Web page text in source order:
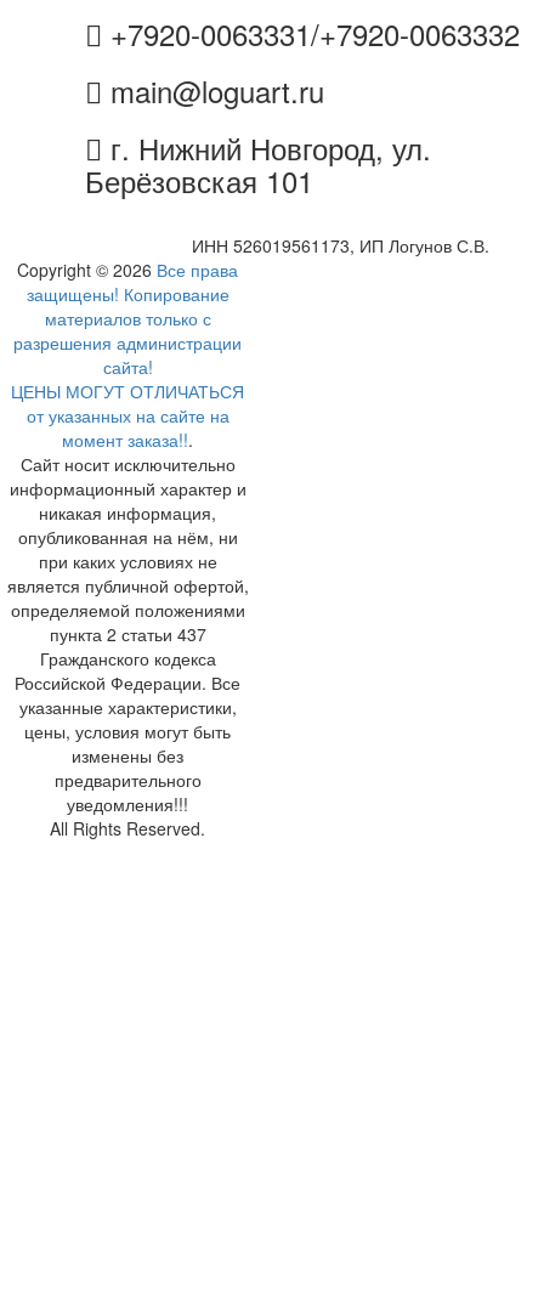
+7920-0063331/+7920-0063332
main@loguart.ru
г. Нижний Новгород, ул.
Берёзовская 101
ИНН 526019561173, ИП Логунов С.В.
Copyright © 2026 Все права
защищены! Копирование
материалов только с
разрешения администрации
сайта!
ЦЕНЫ МОГУТ ОТЛИЧАТЬСЯ
от указанных на сайте на
момент заказа!!.
Сайт носит исключительно
информационный характер и
никакая информация,
опубликованная на нём, ни
при каких условиях не
является публичной офертой,
определяемой положениями
пункта 2 статьи 437
Гражданского кодекса
Российской Федерации. Все
указанные характеристики,
цены, условия могут быть
изменены без
предварительного
уведомления!!!
All Rights Reserved.